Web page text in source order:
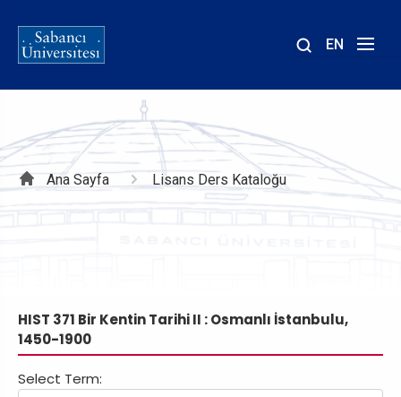
EN
Sayfa
Ana Sayfa Lisans Ders Kataloğu
HIST 371 Bir Kentin Tarihi II : Osmanlı İstanbulu,
1450-1900
Select Term: